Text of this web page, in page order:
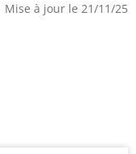
Mise à jour le 21/11/25